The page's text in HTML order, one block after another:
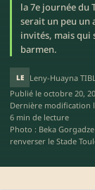
la 7e journée du
serait un peu un
invités, mais qui
barmen.
LE
Leny-Huayna
Publié le octobre 20,
Dernière modification
6 min de lecture
Photo : Beka
renverser le Stade